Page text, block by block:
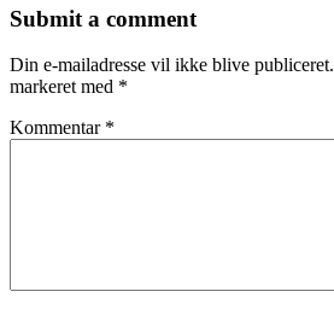
Submit a comment
Din e-mailadresse vil ikke blive publiceret.
markeret med *
Kommentar *